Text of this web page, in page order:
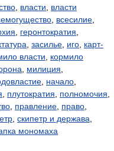
власти
власти
всесилие
геронтократия
засилье иго карт-
власти
кормило
милиция
начало
плутократия полномочия
правление право
скипетр и держава
мономаха